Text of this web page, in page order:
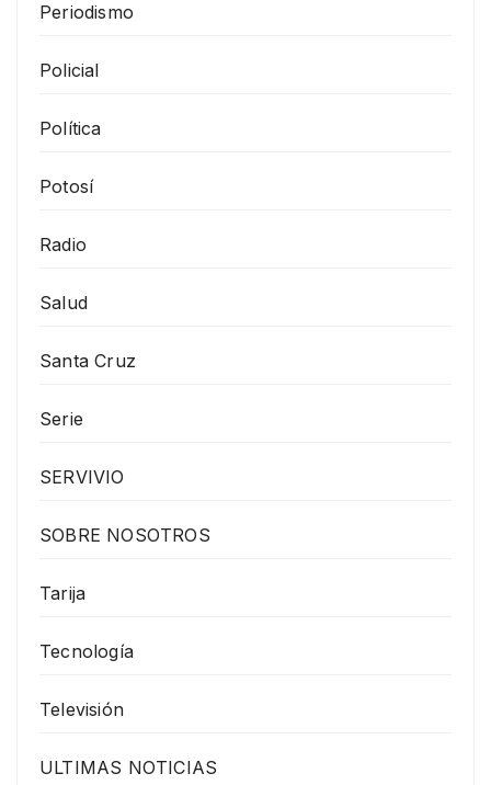
Periodismo
Policial
Política
Potosí
Radio
Salud
Santa Cruz
Serie
SERVIVIO
SOBRE NOSOTROS
Tarija
Tecnología
Televisión
ULTIMAS NOTICIAS